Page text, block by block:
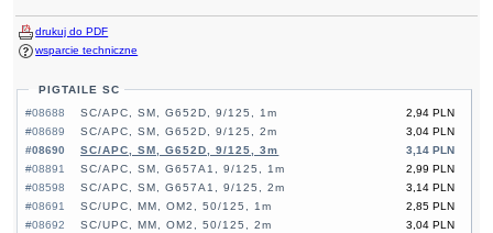
drukuj do PDF
wsparcie techniczne
PIGTAILE SC
#08688
2,94 PLN
SC/APC, SM, G652D, 9/125, 1m
#08689
3,04 PLN
SC/APC, SM, G652D, 9/125, 2m
#08690
3,14 PLN
SC/APC, SM, G652D, 9/125, 3m
#08891
2,99 PLN
SC/APC, SM, G657A1, 9/125, 1m
#08598
3,14 PLN
SC/APC, SM, G657A1, 9/125, 2m
#08691
2,85 PLN
SC/UPC, MM, OM2, 50/125, 1m
#08692
3,04 PLN
SC/UPC, MM, OM2, 50/125, 2m